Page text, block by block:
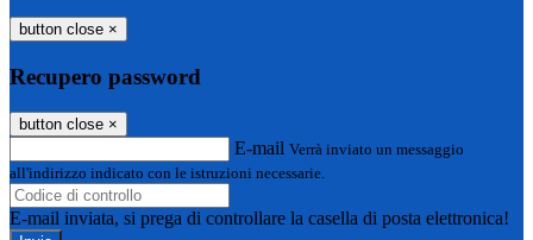
button close ×
Recupero password
button close ×
E-mail Verrà inviato un messaggio
all'indirizzo indicato con le istruzioni necessarie.
E-mail inviata, si prega di controllare la casella di posta elettronica!